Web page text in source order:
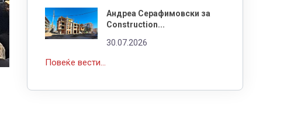
Андреа Серафимовски за
Construction...
30.07.2026
Повеќе вести...